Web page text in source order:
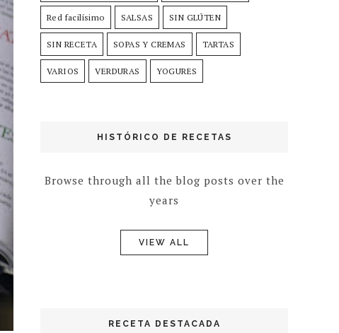
Red facilísimo SALSAS SIN GLÚTEN
SIN RECETA SOPAS Y CREMAS TARTAS
VARIOS VERDURAS YOGURES
HISTÓRICO DE RECETAS
Browse through all the blog posts over the
years
VIEW ALL
RECETA DESTACADA